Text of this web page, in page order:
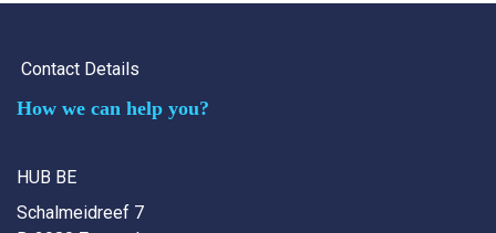
Contact Details
How we can help you?
HUB BE
Schalmeidreef 7